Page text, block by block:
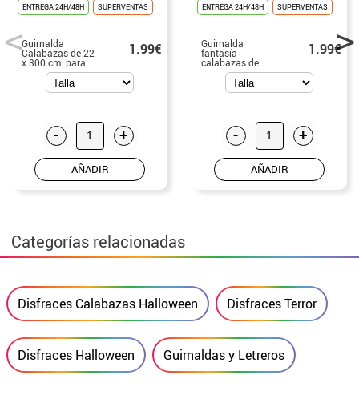
ENTREGA 24H/48H SUPERVENTAS
Guirnalda
Calabazas de 22
x 300 cm. para
Halloween
1.99€
- +
AÑADIR
ENTREGA 24H/48H SUPERVENTAS
Guirnalda
fantasía
calabazas de
15x200 cm
1.99€
- +
AÑADIR
Categorías relacionadas
Disfraces Calabazas Halloween Disfraces Terror
Disfraces Halloween Guirnaldas y Letreros